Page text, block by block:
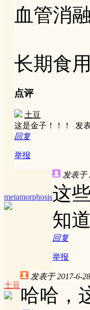
血管消融
长期食
点评
土豆
这是金子！！！ 发
回复
举报
metamorphosis
发表于
这
知
回复
举报
土豆
发表于 2017-6-
哈哈，